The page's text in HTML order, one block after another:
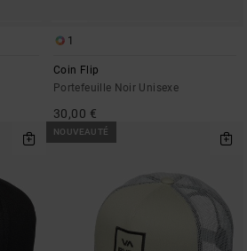
1
Coin Flip
Portefeuille Noir Unisexe
30,00 €
NOUVEAUTÉ